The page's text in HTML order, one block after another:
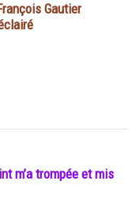
Gautier
m’a trompée et mis